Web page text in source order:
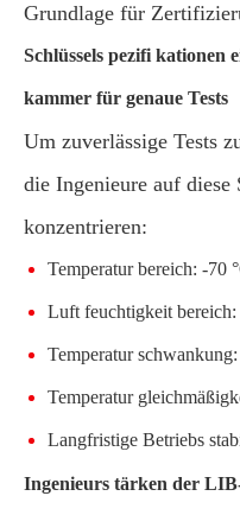
Grundlage für
Schlüssels pezifi kationen
kammer für genaue Tests
Um zuverlässige Tests
die Ingenieure auf diese
konzentrieren:
Temperatur bereich: -70
Luft feuchtigkeit
Temperatur
Temperatur
Langfristige Betriebs
Ingenieurs tärken der